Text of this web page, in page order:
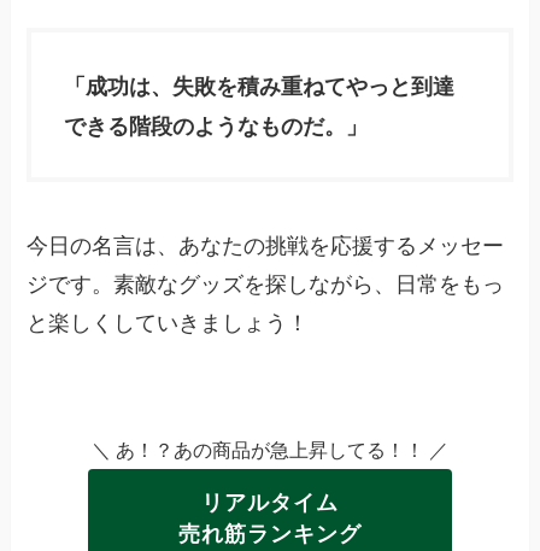
「成功は、失敗を積み重ねてやっと到達
できる階段のようなものだ。」
今日の名言は、あなたの挑戦を応援するメッセー
ジです。素敵なグッズを探しながら、日常をもっ
と楽しくしていきましょう！
＼ あ！？あの商品が急上昇してる！！ ／
リアルタイム
売れ筋ランキング